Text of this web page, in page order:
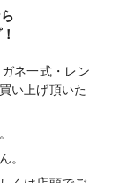
ネ一式・レン
い上げ頂いた
。